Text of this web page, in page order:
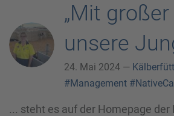
„Mit
unsere
24. Mai 2024 —
#Management
... steht es auf der Homepage